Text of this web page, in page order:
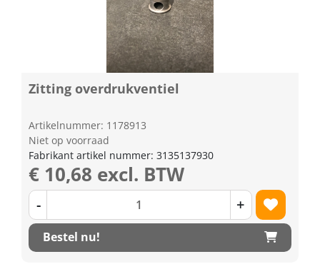
Zitting overdrukventiel
Artikelnummer: 1178913
Niet op voorraad
Fabrikant artikel nummer: 3135137930
€ 10,68 excl. BTW
- +
Bestel nu!